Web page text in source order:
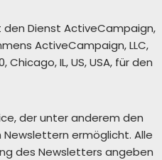
Dienst ActiveCampaign,
ActiveCampaign, LLC,
Chicago, IL, US, USA, für den
der unter anderem den
Newslettern ermöglicht. Alle
des Newsletters angeben